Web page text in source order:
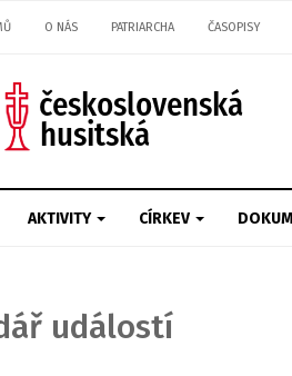
O NÁS PATRIARCHA ČASOPISY
AKTIVITY CÍRKEV
událostí